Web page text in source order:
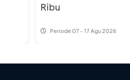
Ribu
Periode07 - 17 Agu 2026